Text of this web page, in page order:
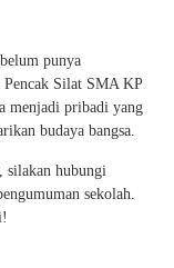
punya
Pencak Silat SMA KP
menjadi pribadi yang
budaya bangsa.
silakan hubungi
sekolah.